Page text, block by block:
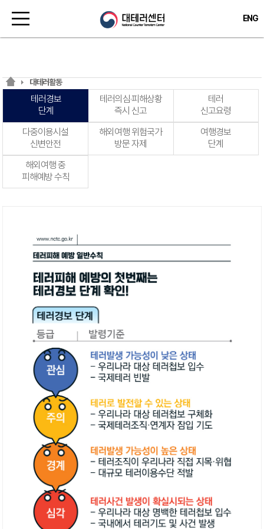
ENG
대테러활동
테러경보
단계
테러의심·피해상황
즉시 신고
테러
신고요령
다중이용시설
신변안전
해외여행 위험국가
방문 자제
여행경보
단계
해외여행 중
피해예방 수칙